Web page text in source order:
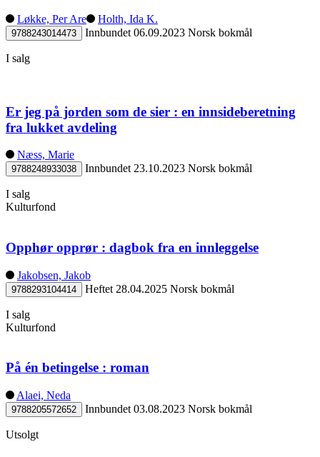
Løkke, Per Are Holth, Ida K.
9788243014473 Innbundet 06.09.2023 Norsk bokmål
I salg
Er jeg på jorden som de sier : en innsideberetning
fra lukket avdeling
Næss, Marie
9788248933038 Innbundet 23.10.2023 Norsk bokmål
I salg
Kulturfond
Opphør opprør : dagbok fra en innleggelse
Jakobsen, Jakob
9788293104414 Heftet 28.04.2025 Norsk bokmål
I salg
Kulturfond
På én betingelse : roman
Alaei, Neda
9788205572652 Innbundet 03.08.2023 Norsk bokmål
Utsolgt